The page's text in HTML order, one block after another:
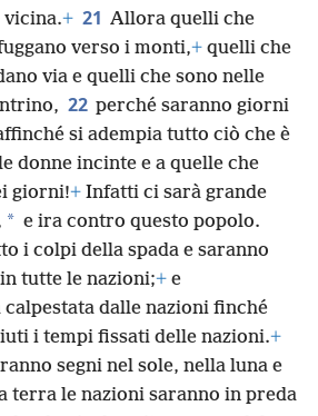
vicina.+ 21 Allora quelli che
verso i monti,+ quelli che
via e quelli che sono nelle
22 perché saranno giorni
si adempia tutto ciò che è
donne incinte e a quelle che
giorni!+ Infatti ci sarà grande
* e ira contro questo popolo.
i colpi della spada e saranno
tutte le nazioni;+ e
calpestata dalle nazioni finché
i tempi fissati delle nazioni.+
segni nel sole, nella luna e
terra le nazioni saranno in preda